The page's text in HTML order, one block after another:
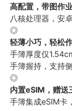
高配置，带图作
八核处理器，安
◎
轻薄小巧，轻松
手簿厚度仅
手簿握持，支持
◎
内置eSIM，赠送
手簿集成eSIM卡